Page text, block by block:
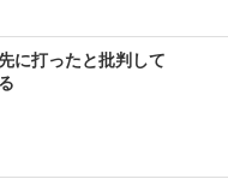
に打ったと批判して